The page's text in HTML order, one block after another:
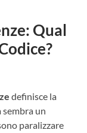
Qual
definisce la
un
paralizzare